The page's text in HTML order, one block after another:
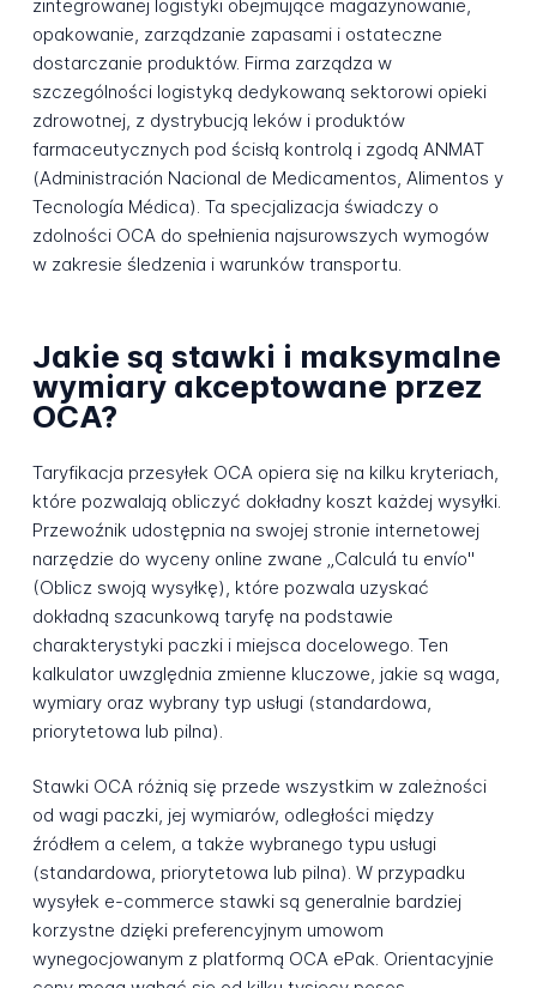
zintegrowanej logistyki obejmujące magazynowanie,
opakowanie, zarządzanie zapasami i ostateczne
dostarczanie produktów. Firma zarządza w
szczególności logistyką dedykowaną sektorowi opieki
zdrowotnej, z dystrybucją leków i produktów
farmaceutycznych pod ścisłą kontrolą i zgodą ANMAT
(Administración Nacional de Medicamentos, Alimentos y
Tecnología Médica). Ta specjalizacja świadczy o
zdolności OCA do spełnienia najsurowszych wymogów
w zakresie śledzenia i warunków transportu.
Jakie są stawki i maksymalne
wymiary akceptowane przez
OCA?
Taryfikacja przesyłek OCA opiera się na kilku kryteriach,
które pozwalają obliczyć dokładny koszt każdej wysyłki.
Przewoźnik udostępnia na swojej stronie internetowej
narzędzie do wyceny online zwane „Calculá tu envío"
(Oblicz swoją wysyłkę), które pozwala uzyskać
dokładną szacunkową taryfę na podstawie
charakterystyki paczki i miejsca docelowego. Ten
kalkulator uwzględnia zmienne kluczowe, jakie są waga,
wymiary oraz wybrany typ usługi (standardowa,
priorytetowa lub pilna).
Stawki OCA różnią się przede wszystkim w zależności
od wagi paczki, jej wymiarów, odległości między
źródłem a celem, a także wybranego typu usługi
(standardowa, priorytetowa lub pilna). W przypadku
wysyłek e-commerce stawki są generalnie bardziej
korzystne dzięki preferencyjnym umowom
wynegocjowanym z platformą OCA ePak. Orientacyjnie